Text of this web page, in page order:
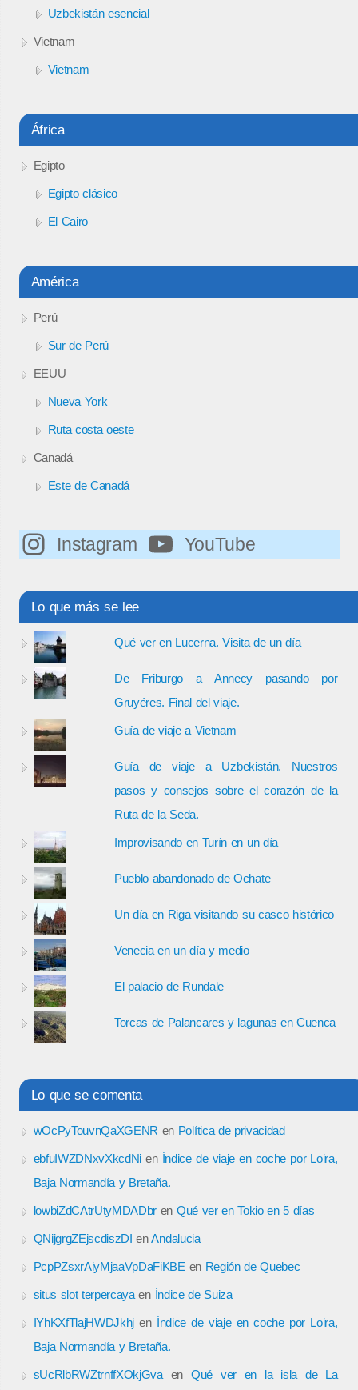
Uzbekistán esencial
Vietnam
Vietnam
África
Egipto
Egipto clásico
El Cairo
América
Perú
Sur de Perú
EEUU
Nueva York
Ruta costa oeste
Canadá
Este de Canadá
Instagram YouTube
Lo que más se lee
Qué ver en Lucerna. Visita de un día
De Friburgo a Annecy pasando por
Gruyéres. Final del viaje.
Guía de viaje a Vietnam
Guía de viaje a Uzbekistán. Nuestros
pasos y consejos sobre el corazón de la
Ruta de la Seda.
Improvisando en Turín en un día
Pueblo abandonado de Ochate
Un día en Riga visitando su casco histórico
Venecia en un día y medio
El palacio de Rundale
Torcas de Palancares y lagunas en Cuenca
Lo que se comenta
wOcPyTouvnQaXGENR en Política de privacidad
ebfuIWZDNxvXkcdNi en Índice de viaje en coche por Loira,
Baja Normandía y Bretaña.
lowbiZdCAtrUtyMDADbr en Qué ver en Tokio en 5 días
QNijgrgZEjscdiszDI enAndalucia
PcpPZsxrAiyMjaaVpDaFiKBE en Región de Quebec
situs slot terpercayaen Índice de Suiza
IYhKXfTlajHWDJkhj en Índice de viaje en coche por Loira,
Baja Normandía y Bretaña.
sUcRlbRWZtrnffXOkjGvaen Qué ver en la isla de La